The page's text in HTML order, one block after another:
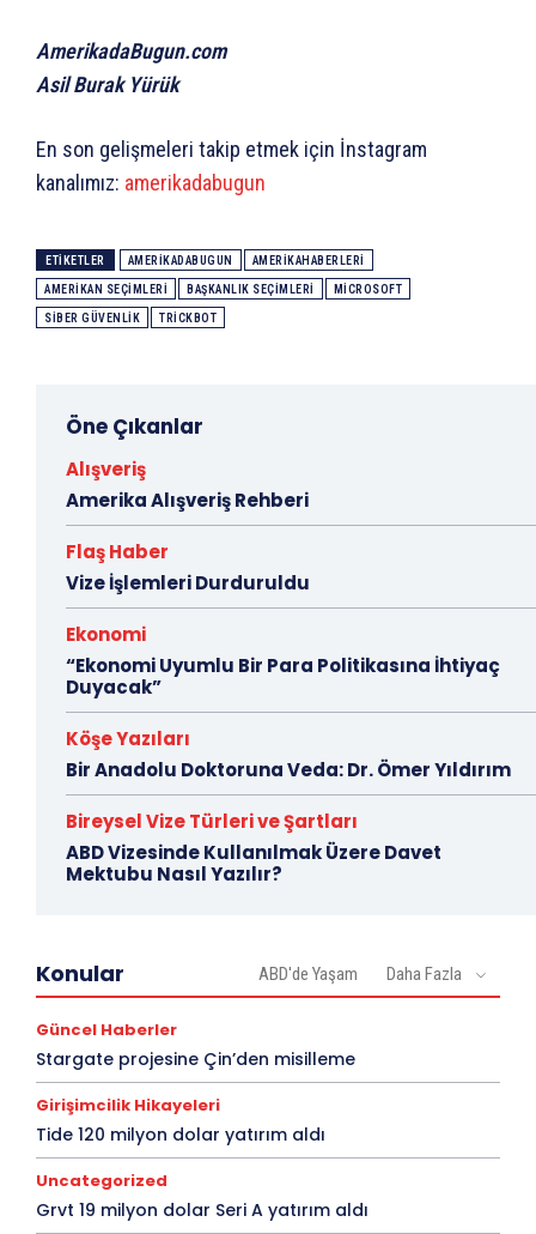
AmerikadaBugun.com
Asil Burak Yürük
En son gelişmeleri takip etmek için İnstagram
kanalımız: amerikadabugun
ETIKETLER AMERIKADABUGUN AMERIKAHABERLERI
AMERIKAN SEÇIMLERI BAŞKANLIK SEÇIMLERI MICROSOFT
SIBER GÜVENLIK TRICKBOT
Öne Çıkanlar
Alışveriş
Amerika Alışveriş Rehberi
Flaş Haber
Vize İşlemleri Durduruldu
Ekonomi
“Ekonomi Uyumlu Bir Para Politikasına İhtiyaç
Duyacak”
Köşe Yazıları
Bir Anadolu Doktoruna Veda: Dr. Ömer Yıldırım
Bireysel Vize Türleri ve Şartları
ABD Vizesinde Kullanılmak Üzere Davet
Mektubu Nasıl Yazılır?
Konular ABD'de Yaşam Daha Fazla
Güncel Haberler
Stargate projesine Çin’den misilleme
Girişimcilik Hikayeleri
Tide 120 milyon dolar yatırım aldı
Uncategorized
Grvt 19 milyon dolar Seri A yatırım aldı